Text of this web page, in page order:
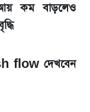
অফিস
কম বাড়লেও
flow দেখবেন